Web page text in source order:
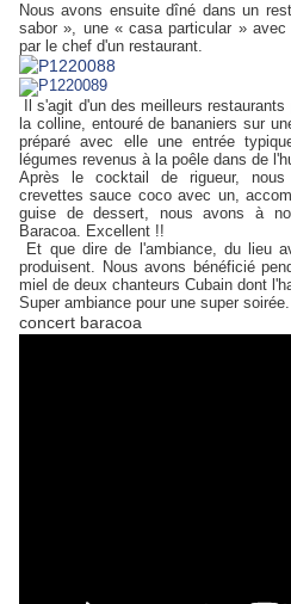
Nous avons ensuite dîné dans un
sabor », une « casa particular »
par le chef d'un restaurant.
Il s'agit d'un des meilleurs
la colline, entouré de bananiers sur
préparé avec elle une entrée
légumes revenus à la poêle dans de
Après le cocktail de rigueur,
crevettes sauce coco avec un,
guise de dessert, nous avons à
Baracoa. Excellent !!
Et que dire de l'ambiance, du lieu
produisent. Nous avons bénéficié
miel de deux chanteurs Cubain dont
Super ambiance pour une super soirée.
concert baracoa